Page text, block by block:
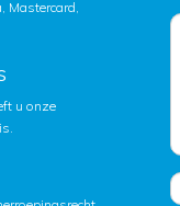
Mastercard,
u onze